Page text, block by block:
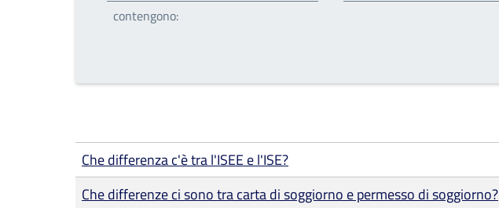
contengono:
Che differenza c'è tra l'ISEE e l'ISE?
Che differenze ci sono tra carta di soggiorno e permesso di soggiorno?